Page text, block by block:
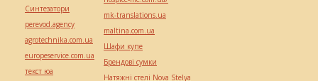
Синтезатори
perevod.agency
agrotechnika.com.ua
europeservice.com.ua
текст юа
mk-translations.ua
maltina.com.ua
Шафи купе
Брендові сумки
Натяжні стелі Nova Stelya